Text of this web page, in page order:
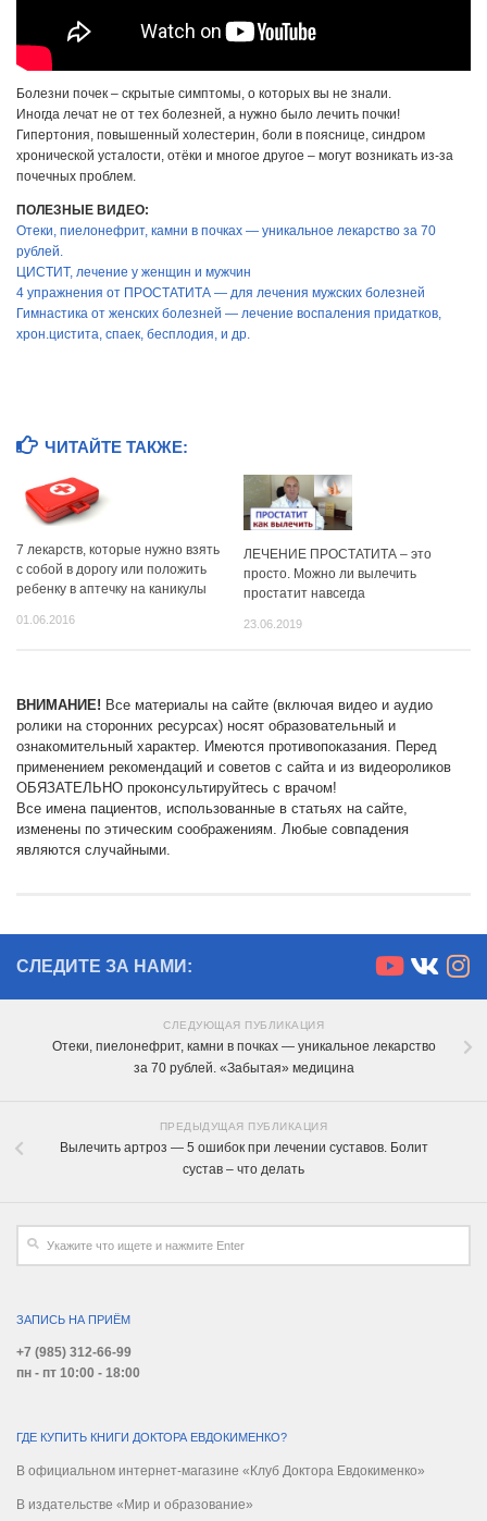
Болезни почек – скрытые симптомы, о которых вы не знали.
Иногда лечат не от тех болезней, а нужно было лечить почки!
Гипертония, повышенный холестерин, боли в пояснице, синдром
хронической усталости, отёки и многое другое – могут возникать из-за
почечных проблем.
ПОЛЕЗНЫЕ ВИДЕО:
Отеки, пиелонефрит, камни в почках — уникальное лекарство за 70
рублей.
ЦИСТИТ, лечение у женщин и мужчин
4 упражнения от ПРОСТАТИТА — для лечения мужских болезней
Гимнастика от женских болезней — лечение воспаления придатков,
хрон.цистита, спаек, бесплодия, и др.
ЧИТАЙТЕ ТАКЖЕ:
7 лекарств, которые нужно взять
с собой в дорогу или положить
ребенку в аптечку на каникулы
01.06.2016
ЛЕЧЕНИЕ ПРОСТАТИТА – это
просто. Можно ли вылечить
простатит навсегда
23.06.2019
ВНИМАНИЕ! Все материалы на сайте (включая видео и аудио
ролики на сторонних ресурсах) носят образовательный и
ознакомительный характер. Имеются противопоказания. Перед
применением рекомендаций и советов с сайта и из видеороликов
ОБЯЗАТЕЛЬНО проконсультируйтесь с врачом!
Все имена пациентов, использованные в статьях на сайте,
изменены по этическим соображениям. Любые совпадения
являются случайными.
СЛЕДИТЕ ЗА НАМИ:
СЛЕДУЮЩАЯ ПУБЛИКАЦИЯ
Отеки, пиелонефрит, камни в почках — уникальное лекарство
за 70 рублей. «Забытая» медицина
ПРЕДЫДУЩАЯ ПУБЛИКАЦИЯ
Вылечить артроз — 5 ошибок при лечении суставов. Болит
сустав – что делать
ЗАПИСЬ НА ПРИЁМ
+7 (985) 312-66-99
пн - пт 10:00 - 18:00
ГДЕ КУПИТЬ КНИГИ ДОКТОРА ЕВДОКИМЕНКО?
В официальном интернет-магазине «Клуб Доктора Евдокименко»
В издательстве «Мир и образование»